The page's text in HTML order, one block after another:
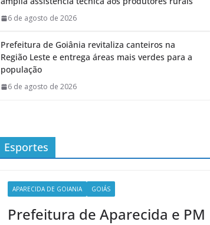
6 de agosto de 2026
Prefeitura de Goiânia revitaliza canteiros na
Região Leste e entrega áreas mais verdes para a
população
6 de agosto de 2026
Esportes
APARECIDA DE GOIANIA GOIÁS
Prefeitura de Aparecida e PM